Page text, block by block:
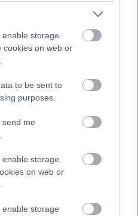
storage
cookies on web or
to be sent to
purposes.
send me
storage
on web or
storage
de továbbra is megy a
Facebook-
tartalmak jelentek meg
Jászapáti Római
Katolikus Plébánia
felvételeket posztolnak